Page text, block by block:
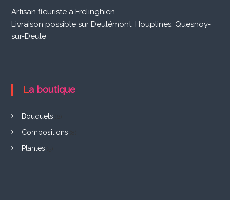
n
d
e
Artisan fleuriste à Frelinghien.
Livraison possible sur Deulémont, Houplines, Quesnoy-
sur-Deule
La boutique
Bouquets
Compositions
Plantes